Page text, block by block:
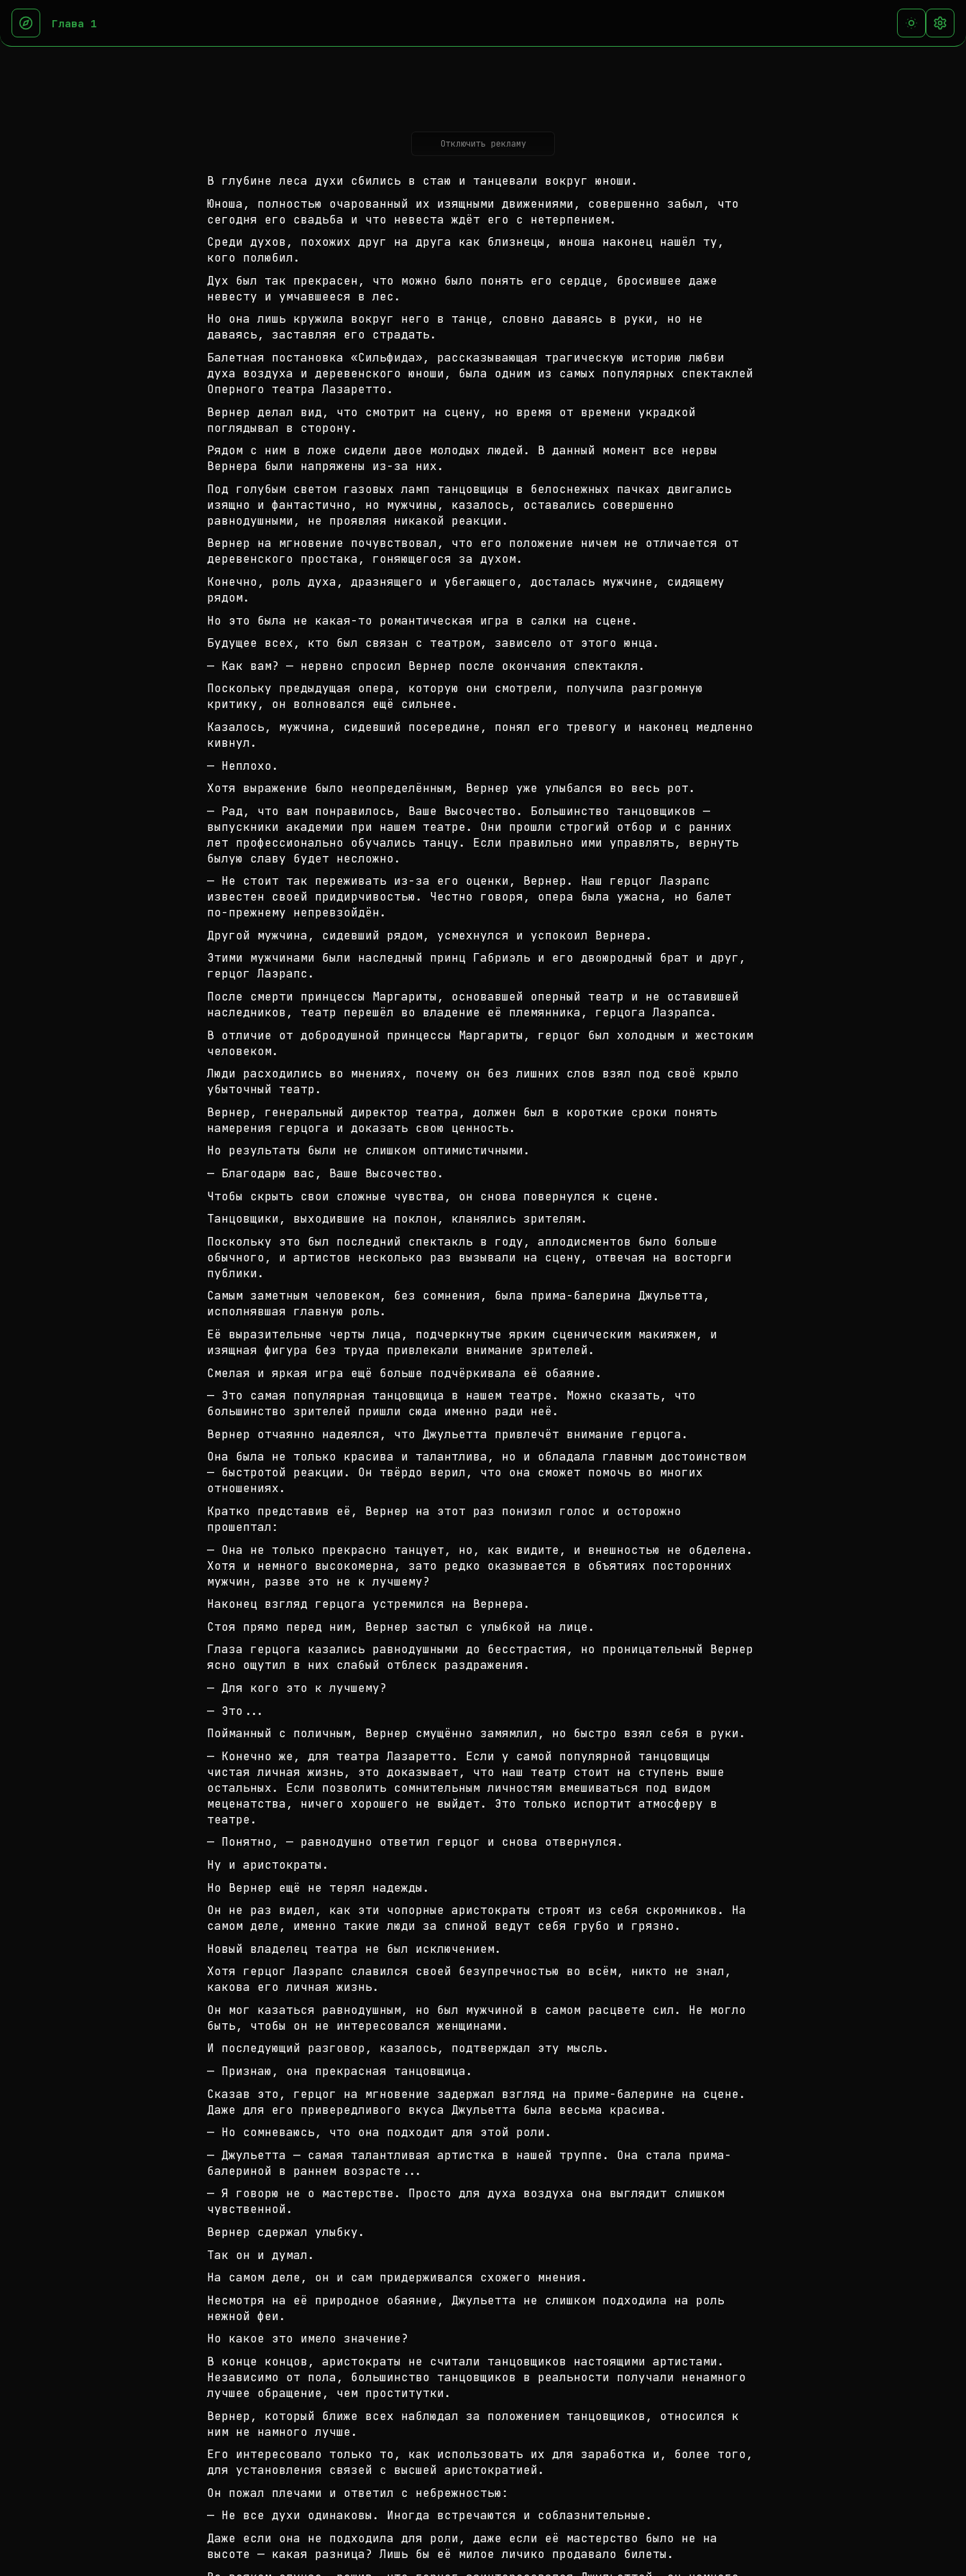
Глава 1
Отключить рекламу
В глубине леса духи сбились в стаю и танцевали вокруг юноши.
Юноша, полностью очарованный их изящными движениями, совершенно забыл, что
сегодня его свадьба и что невеста ждёт его с нетерпением.
Среди духов, похожих друг на друга как близнецы, юноша наконец нашёл ту,
кого полюбил.
Дух был так прекрасен, что можно было понять его сердце, бросившее даже
невесту и умчавшееся в лес.
Но она лишь кружила вокруг него в танце, словно даваясь в руки, но не
даваясь, заставляя его страдать.
Балетная постановка «Сильфида», рассказывающая трагическую историю любви
духа воздуха и деревенского юноши, была одним из самых популярных спектаклей
Оперного театра Лазаретто.
Вернер делал вид, что смотрит на сцену, но время от времени украдкой
поглядывал в сторону.
Рядом с ним в ложе сидели двое молодых людей. В данный момент все нервы
Вернера были напряжены из-за них.
Под голубым светом газовых ламп танцовщицы в белоснежных пачках двигались
изящно и фантастично, но мужчины, казалось, оставались совершенно
равнодушными, не проявляя никакой реакции.
Вернер на мгновение почувствовал, что его положение ничем не отличается от
деревенского простака, гоняющегося за духом.
Конечно, роль духа, дразнящего и убегающего, досталась мужчине, сидящему
рядом.
Но это была не какая-то романтическая игра в салки на сцене.
Будущее всех, кто был связан с театром, зависело от этого юнца.
— Как вам? — нервно спросил Вернер после окончания спектакля.
Поскольку предыдущая опера, которую они смотрели, получила разгромную
критику, он волновался ещё сильнее.
Казалось, мужчина, сидевший посередине, понял его тревогу и наконец медленно
кивнул.
— Неплохо.
Хотя выражение было неопределённым, Вернер уже улыбался во весь рот.
— Рад, что вам понравилось, Ваше Высочество. Большинство танцовщиков —
выпускники академии при нашем театре. Они прошли строгий отбор и с ранних
лет профессионально обучались танцу. Если правильно ими управлять, вернуть
былую славу будет несложно.
— Не стоит так переживать из-за его оценки, Вернер. Наш герцог Лаэрапс
известен своей придирчивостью. Честно говоря, опера была ужасна, но балет
по-прежнему непревзойдён.
Другой мужчина, сидевший рядом, усмехнулся и успокоил Вернера.
Этими мужчинами были наследный принц Габриэль и его двоюродный брат и друг,
герцог Лаэрапс.
После смерти принцессы Маргариты, основавшей оперный театр и не оставившей
наследников, театр перешёл во владение её племянника, герцога Лаэрапса.
В отличие от добродушной принцессы Маргариты, герцог был холодным и жестоким
человеком.
Люди расходились во мнениях, почему он без лишних слов взял под своё крыло
убыточный театр.
Вернер, генеральный директор театра, должен был в короткие сроки понять
намерения герцога и доказать свою ценность.
Но результаты были не слишком оптимистичными.
— Благодарю вас, Ваше Высочество.
Чтобы скрыть свои сложные чувства, он снова повернулся к сцене.
Танцовщики, выходившие на поклон, кланялись зрителям.
Поскольку это был последний спектакль в году, аплодисментов было больше
обычного, и артистов несколько раз вызывали на сцену, отвечая на восторги
публики.
Самым заметным человеком, без сомнения, была прима-балерина Джульетта,
исполнявшая главную роль.
Её выразительные черты лица, подчеркнутые ярким сценическим макияжем, и
изящная фигура без труда привлекали внимание зрителей.
Смелая и яркая игра ещё больше подчёркивала её обаяние.
— Это самая популярная танцовщица в нашем театре. Можно сказать, что
большинство зрителей пришли сюда именно ради неё.
Вернер отчаянно надеялся, что Джульетта привлечёт внимание герцога.
Она была не только красива и талантлива, но и обладала главным достоинством
— быстротой реакции. Он твёрдо верил, что она сможет помочь во многих
отношениях.
Кратко представив её, Вернер на этот раз понизил голос и осторожно
прошептал:
— Она не только прекрасно танцует, но, как видите,
и внешностью не обделена.
Хотя и немного высокомерна, зато редко оказывается в объятиях посторонних
мужчин, разве это не к лучшему?
Наконец взгляд герцога устремился на Вернера.
Стоя прямо перед ним, Вернер застыл с улыбкой на лице.
Глаза герцога казались равнодушными до бесстрастия, но проницательный Вернер
ясно ощутил в них слабый отблеск раздражения.
— Для кого это к лучшему?
— Это...
Пойманный с поличным, Вернер смущённо замямлил, но быстро взял себя в руки.
— Конечно же, для театра Лазаретто. Если у самой популярной танцовщицы
чистая личная жизнь, это доказывает, что наш театр стоит на ступень выше
остальных. Если позволить сомнительным личностям вмешиваться под видом
меценатства, ничего хорошего не выйдет. Это только испортит атмосферу в
театре.
— Понятно, — равнодушно ответил герцог и снова отвернулся.
Ну и аристократы.
Но Вернер ещё не терял надежды.
Он не раз видел, как эти чопорные аристократы строят из себя скромников. На
самом деле, именно такие люди за спиной ведут себя грубо и грязно.
Новый владелец театра не был исключением.
Хотя герцог Лаэрапс славился своей безупречностью во всём, никто не знал,
какова его личная жизнь.
Он мог казаться равнодушным, но был мужчиной в самом расцвете сил. Не могло
быть, чтобы он не интересовался женщинами.
И последующий разговор, казалось, подтверждал эту мысль.
— Признаю, она прекрасная танцовщица.
Сказав это, герцог на мгновение задержал взгляд на приме-балерине на сцене.
Даже для его привередливого вкуса Джульетта была весьма красива.
— Но сомневаюсь, что она подходит для этой роли.
— Джульетта — самая талантливая артистка в нашей труппе. Она стала прима-
балериной в раннем возрасте ...
— Я говорю не о мастерстве. Просто для духа воздуха она выглядит слишком
чувственной.
Вернер сдержал улыбку.
Так он и думал.
На самом деле, он и сам придерживался схожего мнения.
Несмотря на её природное обаяние, Джульетта не слишком подходила на роль
нежной феи.
Но какое это имело значение?
В конце концов, аристократы не считали танцовщиков настоящими артистами.
Независимо от пола, большинство танцовщиков в реальности получали ненамного
лучшее обращение, чем проститутки.
Вернер, который ближе всех наблюдал за положением танцовщиков, относился к
ним не намного лучше.
Его интересовало только то, как использовать их для заработка и, более того,
для установления связей с высшей аристократией.
Он пожал плечами и ответил с небрежностью:
— Не все духи одинаковы. Иногда встречаются и соблазнительные.
Даже если она не подходила для роли, даже если её мастерство было не на
высоте — какая разница? Лишь бы её милое личико продавало билеты.